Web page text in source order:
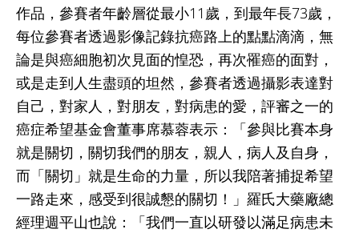
作品，參賽者年齡層從最小11歲，到最年長73歲，
每位參賽者透過影像記錄抗癌路上的點點滴滴，無
論是與癌細胞初次見面的惶恐，再次罹癌的面對，
或是走到人生盡頭的坦然，參賽者透過攝影表達對
自己，對家人，對朋友，對病患的愛，評審之一的
癌症希望基金會董事席慕蓉表示：「參與比賽本身
就是關切，關切我們的朋友，親人，病人及自身，
而「關切」就是生命的力量，所以我陪著捕捉希望
一路走來，感受到很誠懇的關切！」羅氏大藥廠總
經理週平山也說：「我們一直以研發以滿足病患未